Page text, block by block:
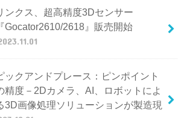
ンクス、超高精度3Dセンサー
『Gocator2610/2618』販売開始
ックアンドプレース：ピンポイント
精度－2Dカメラ、AI、ロボットによ
3D画像処理ソリューションが製造現